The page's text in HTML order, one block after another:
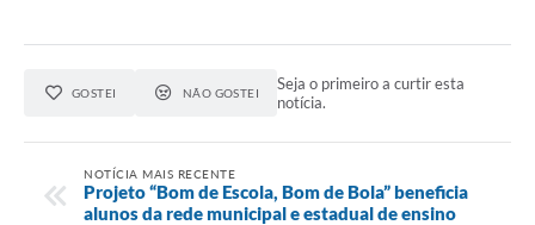
GOSTEI NÃO GOSTEI
Seja o primeiro a curtir esta
notícia.
NOTÍCIA MAIS RECENTE
Projeto “Bom de Escola, Bom de Bola” beneficia
alunos da rede municipal e estadual de ensino